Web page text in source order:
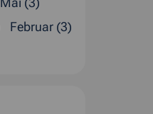
Mai (3)
Februar (3)